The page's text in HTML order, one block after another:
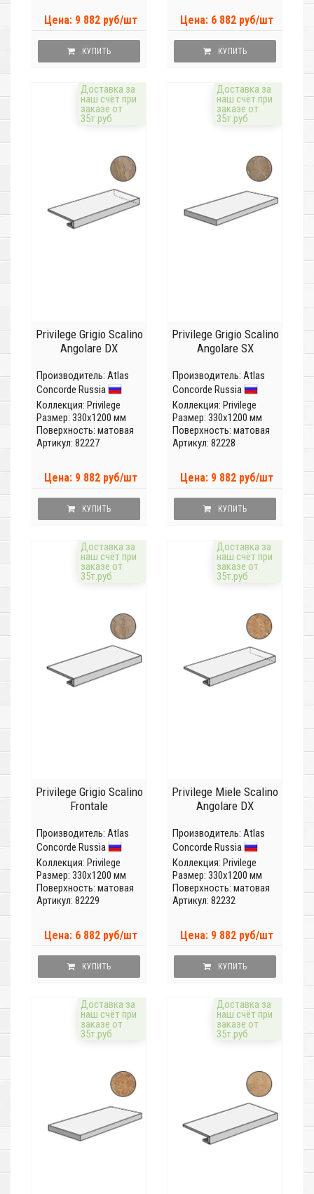
Цена: 9 882 руб/шт
КУПИТЬ
Цена: 6 882 руб/шт
КУПИТЬ
Доставка за
наш счёт при
заказе от
35т.руб
Privilege Grigio Scalino
Angolare DX
Производитель: Atlas
Concorde Russia
Коллекция: Privilege
Размер: 330x1200 мм
Поверхность: матовая
Артикул: 82227
Цена: 9 882 руб/шт
КУПИТЬ
Доставка за
наш счёт при
заказе от
35т.руб
Privilege Grigio Scalino
Angolare SX
Производитель: Atlas
Concorde Russia
Коллекция: Privilege
Размер: 330x1200 мм
Поверхность: матовая
Артикул: 82228
Цена: 9 882 руб/шт
КУПИТЬ
Доставка за
наш счёт при
заказе от
35т.руб
Privilege Grigio Scalino
Frontale
Производитель: Atlas
Concorde Russia
Коллекция: Privilege
Размер: 330x1200 мм
Поверхность: матовая
Артикул: 82229
Цена: 6 882 руб/шт
КУПИТЬ
Доставка за
наш счёт при
заказе от
35т.руб
Privilege Miele Scalino
Angolare DX
Производитель: Atlas
Concorde Russia
Коллекция: Privilege
Размер: 330x1200 мм
Поверхность: матовая
Артикул: 82232
Цена: 9 882 руб/шт
КУПИТЬ
Доставка за
наш счёт при
заказе от
35т.руб
Доставка за
наш счёт при
заказе от
35т.руб